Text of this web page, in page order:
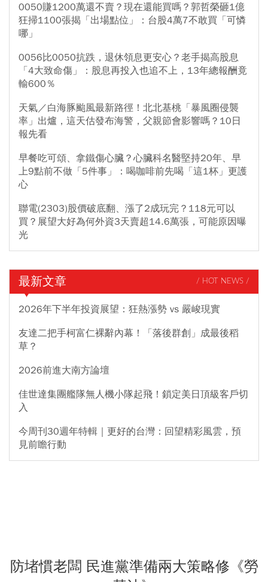
0050賺1200萬還不賣？現在還能買嗎？郭哲榮砸1億
狂掃1100張揭「出場點位」：台股4萬7不敢買「可憐
哪」
0056比0050抗跌，退休領息更安心？老手揭高股息
「4大致命傷」：股息再投入也追不上，13年總報酬竟
輸600％
天氣／白海豚颱風最新路徑！北北基桃「暴風圈侵襲
率」出爐，這天估發布海警，父親節會影響嗎？10日
報先看
早餐吃可頌、拿鐵傷心臟？心臟科名醫堅持20年、早
上9點前不做「5件事」：喝咖啡前先喝「這1杯」更護
心
聯電(2303)股價破底翻、漲了2成玩完？118元可以
買？展望大好為何外資3天賣超14.6萬張，可能原因曝
光
最新文章 / HOT NEWS /
2026年下半年投資展望：狂熱漲勢 vs 嚴峻現實
友達二把手柯富仁裸辭內幕！「落後群創」成最後稻
草？
2026前進大南方論壇
佳世達集團艦隊無人機小隊起飛！鎖定美日頂級客戶切
入
今周刊30週年特輯｜更好的台灣：回望精彩風雲，預
見前瞻行動
防堵慣老闆 民進黨準備兩大策略修《勞